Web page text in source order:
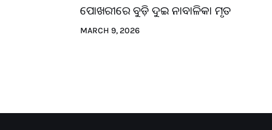
ପୋଖରୀରେ ବୁଡ଼ି ଦୁଇ ନାବାଳିକା ମୃତ
MARCH 9, 2026